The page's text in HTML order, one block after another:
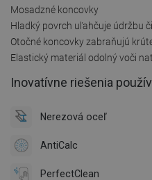
Mosadzné koncovky
Hladký povrch uľahčuje údržbu
Otočné koncovky zabraňujú
Elastický materiál odolný voči
Inovatívne riešenia
Nerezová oceľ
AntiCalc
PerfectClean